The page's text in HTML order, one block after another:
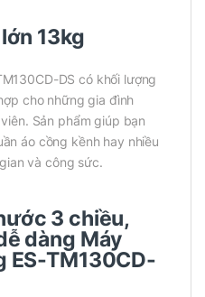
13kg
DS có khối lượng
cho những gia đình
Sản phẩm giúp bạn
áo cồng kềnh hay nhiều
và công sức.
3 chiều,
dàng Máy
ES-TM130CD-